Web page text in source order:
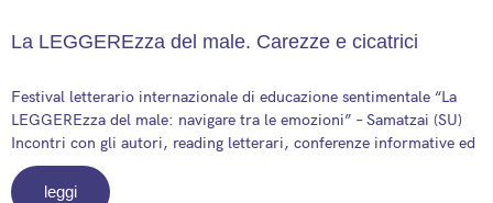
La LEGGEREzza del male. Carezze e cicatrici
Festival letterario internazionale di educazione sentimentale “La
LEGGEREzza del male: navigare tra le emozioni” – Samatzai (SU)
Incontri con gli autori, reading letterari, conferenze informative ed
leggi